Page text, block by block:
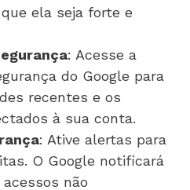
ela seja forte e
: Acesse a
do Google para
recentes e os
à sua conta.
: Ative alertas para
O Google notificará
não